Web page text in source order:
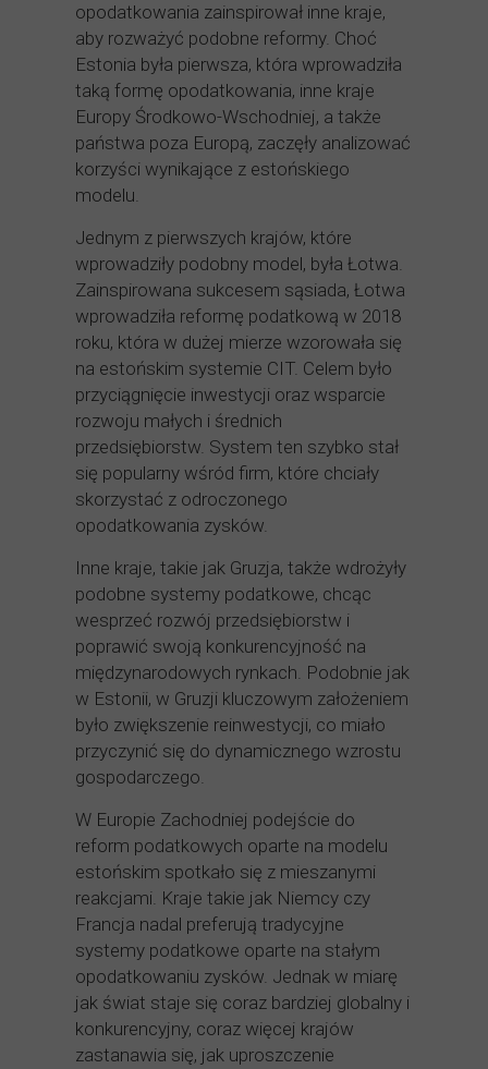
opodatkowania zainspirował inne kraje,
aby rozważyć podobne reformy. Choć
Estonia była pierwsza, która wprowadziła
taką formę opodatkowania, inne kraje
Europy Środkowo-Wschodniej, a także
państwa poza Europą, zaczęły analizować
korzyści wynikające z estońskiego
modelu.
Jednym z pierwszych krajów, które
wprowadziły podobny model, była Łotwa.
Zainspirowana sukcesem sąsiada, Łotwa
wprowadziła reformę podatkową w 2018
roku, która w dużej mierze wzorowała się
na estońskim systemie CIT. Celem było
przyciągnięcie inwestycji oraz wsparcie
rozwoju małych i średnich
przedsiębiorstw. System ten szybko stał
się popularny wśród firm, które chciały
skorzystać z odroczonego
opodatkowania zysków.
Inne kraje, takie jak Gruzja, także wdrożyły
podobne systemy podatkowe, chcąc
wesprzeć rozwój przedsiębiorstw i
poprawić swoją konkurencyjność na
międzynarodowych rynkach. Podobnie jak
w Estonii, w Gruzji kluczowym założeniem
było zwiększenie reinwestycji, co miało
przyczynić się do dynamicznego wzrostu
gospodarczego.
W Europie Zachodniej podejście do
reform podatkowych oparte na modelu
estońskim spotkało się z mieszanymi
reakcjami. Kraje takie jak Niemcy czy
Francja nadal preferują tradycyjne
systemy podatkowe oparte na stałym
opodatkowaniu zysków. Jednak w miarę
jak świat staje się coraz bardziej globalny i
konkurencyjny, coraz więcej krajów
zastanawia się, jak uproszczenie